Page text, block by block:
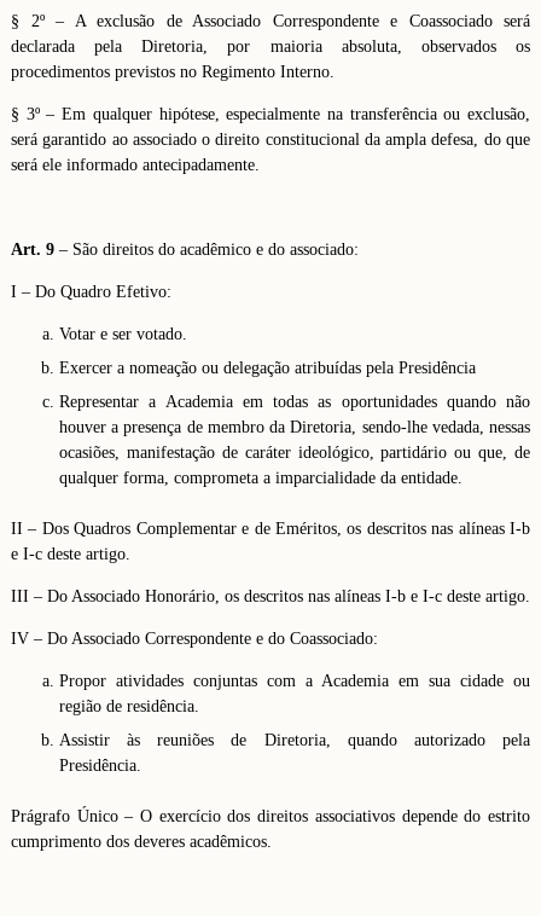
§ 2º – A exclusão de Associado Correspondente e Coassociado será
declarada pela Diretoria, por maioria absoluta, observados os
procedimentos previstos no Regimento Interno.
§ 3º – Em qualquer hipótese, especialmente na transferência ou exclusão,
será garantido ao associado o direito constitucional da ampla defesa, do que
será ele informado antecipadamente.
Art. 9 – São direitos do acadêmico e do associado:
I – Do Quadro Efetivo:
Votar e ser votado.
Exercer a nomeação ou delegação atribuídas pela Presidência
Representar a Academia em todas as oportunidades quando não
houver a presença de membro da Diretoria, sendo-lhe vedada, nessas
ocasiões, manifestação de caráter ideológico, partidário ou que, de
qualquer forma, comprometa a imparcialidade da entidade.
II – Dos Quadros Complementar e de Eméritos, os descritos nas alíneas I-b
e I-c deste artigo.
III – Do Associado Honorário, os descritos nas alíneas I-b e I-c deste artigo.
IV – Do Associado Correspondente e do Coassociado:
Propor atividades conjuntas com a Academia em sua cidade ou
região de residência.
Assistir às reuniões de Diretoria, quando autorizado pela
Presidência.
Prágrafo Único – O exercício dos direitos associativos depende do estrito
cumprimento dos deveres acadêmicos.